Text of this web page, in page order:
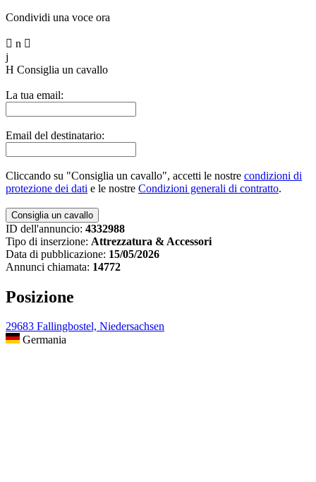
Condividi una voce ora
 n 
j
H Consiglia un cavallo
La tua email:
Email del destinatario:
Cliccando su "Consiglia un cavallo", accetti le nostre condizioni di
protezione dei dati e le nostre Condizioni generali di contratto.
ID dell'annuncio: 4332988
Tipo di inserzione: Attrezzatura & Accessori
Data di pubblicazione: 15/05/2026
Annunci chiamata: 14772
Posizione
29683 Fallingbostel, Niedersachsen
Germania